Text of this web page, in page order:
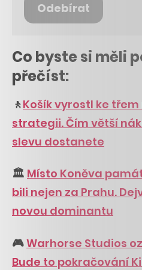
Odebírat
Co byste si měli
přečíst:
🚶Košík vyrostl ke
strategii. Čím větší
slevu dostanete
🏛️ Místo Koněva
bili nejen za Prahu.
novou dominantu
🎮Warhorse Studios
Bude to pokračování